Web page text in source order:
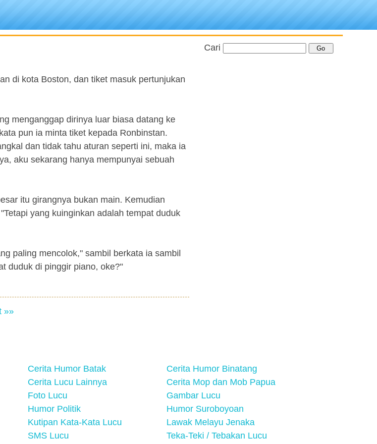
di kota Boston, dan tiket masuk pertunjukan
menganggap dirinya luar biasa datang ke
pun ia minta tiket kepada Ronbinstan.
dan tidak tahu aturan seperti ini, maka ia
aku sekarang hanya mempunyai sebuah
itu girangnya bukan main. Kemudian
yang kuinginkan adalah tempat duduk
paling mencolok," sambil berkata ia sambil
duduk di pinggir piano, oke?"
»»
Cari
Cerita Humor Batak
Cerita Humor Binatang
Cerita Lucu Lainnya
Cerita Mop dan Mob Papua
Foto Lucu
Gambar Lucu
Humor Politik
Humor Suroboyoan
Kutipan Kata-Kata Lucu
Lawak Melayu Jenaka
SMS Lucu Teka-Teki / Tebakan Lucu